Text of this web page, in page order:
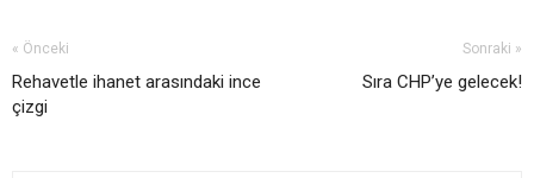
« Önceki
Rehavetle ihanet arasındaki ince
çizgi
Sonraki »
Sıra CHP’ye gelecek!